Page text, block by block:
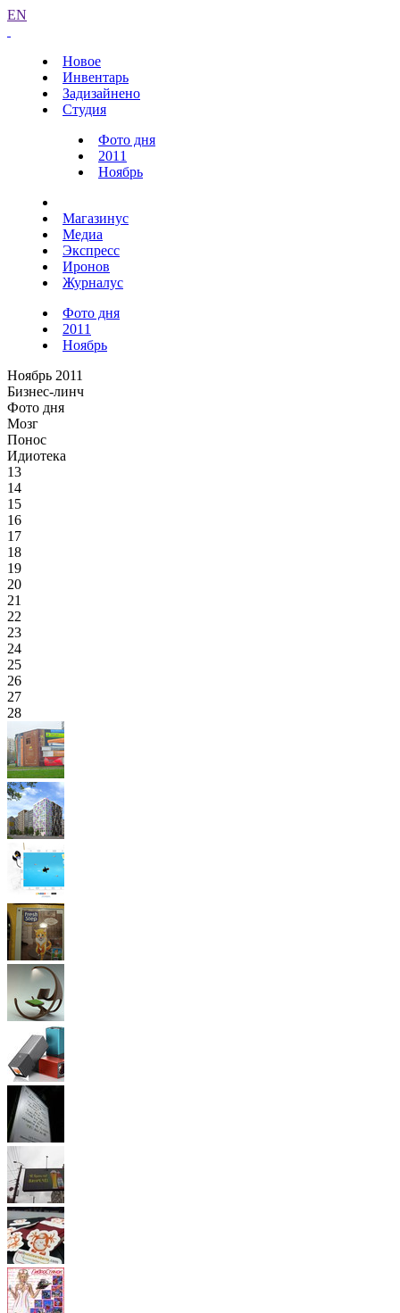
EN
Новое
Инвентарь
Задизайнено
Студия
Фото дня
2011
Ноябрь
Магазинус
Медиа
Экспресс
Иронов
Журналус
Фото дня
2011
Ноябрь
Ноябрь 2011
Бизнес-линч
Фото дня
Мозг
Понос
Идиотека
13
14
15
16
17
18
19
20
21
22
23
24
25
26
27
28